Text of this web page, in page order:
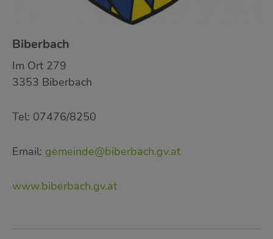
Biberbach
Im Ort 279
3353 Biberbach
Tel: 07476/8250
Email: gemeinde@biberbach.gv.at
www.biberbach.gv.at